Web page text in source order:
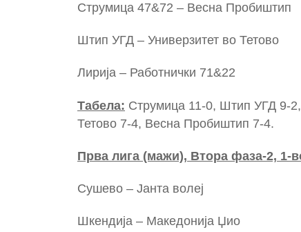
Струмица 47&72 – Весна
Штип УГД – Универзитет во
Лирија – Работнички 71&22
Табела: Струмица 11-0, Штип УГД 9-2,
Тетово 7-4, Весна Пробиштип 7-4.
Прва лига (мажи), Втора фаза-2, 1-
Сушево – Јанта волеј
Шкендија – Македонија